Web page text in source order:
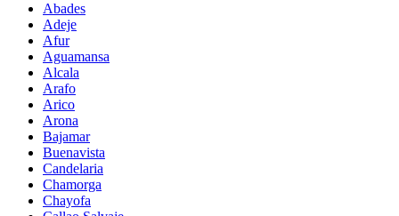
Abades
Adeje
Afur
Aguamansa
Alcala
Arafo
Arico
Arona
Bajamar
Buenavista
Candelaria
Chamorga
Chayofa